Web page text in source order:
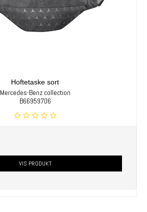
Hoftetaske sort
Mercedes-Benz collection
B66959706
VIS PRODUKT